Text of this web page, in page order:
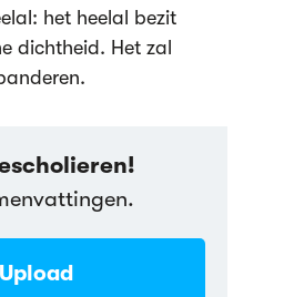
het heelal bezit
dichtheid. Het zal
Upload